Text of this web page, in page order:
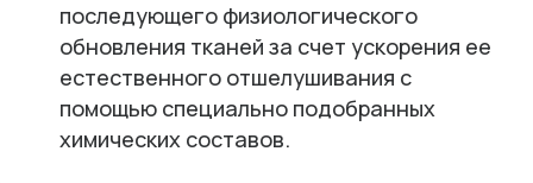
последующего физиологического
обновления тканей за счет ускорения ее
естественного отшелушивания с
помощью специально подобранных
химических составов.